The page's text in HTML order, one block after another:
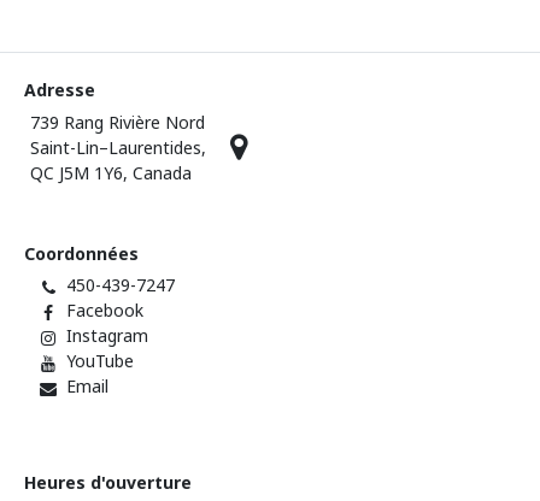
Adresse
739 Rang Rivière Nord
Saint-Lin–Laurentides,
QC J5M 1Y6, Canada
Coordonnées
450-439-7247
Facebook
Instagram
YouTube
Email
Heures d'ouverture